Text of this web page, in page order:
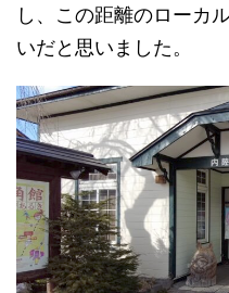
し、この距離のローカ
いだと思いました。